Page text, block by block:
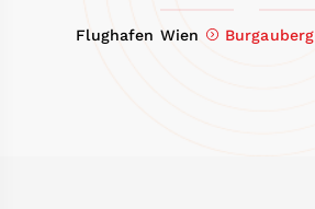
Flughafen Wien